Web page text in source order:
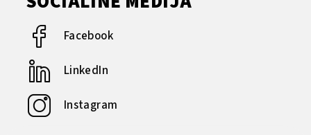
Facebook
LinkedIn
Instagram